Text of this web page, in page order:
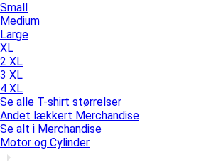
Small
Medium
Large
XL
2 XL
3 XL
4 XL
Se alle T-shirt størrelser
Andet lækkert Merchandise
Se alt i Merchandise
Motor og Cylinder